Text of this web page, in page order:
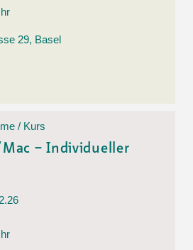
29, Basel
/ Kurs
Mac – Individueller